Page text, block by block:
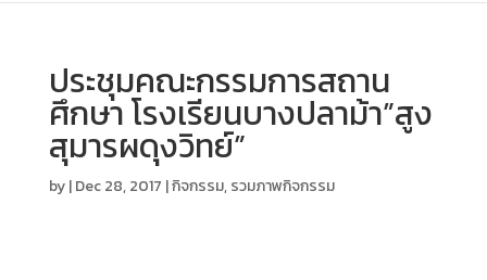
ประชุมคณะกรรมการสถาน
ศึกษา โรงเรียนบางปลาม้า”สูง
สุมารผดุงวิทย์”
by|Dec 28, 2017 |กิจกรรม,รวมภาพกิจกรรม